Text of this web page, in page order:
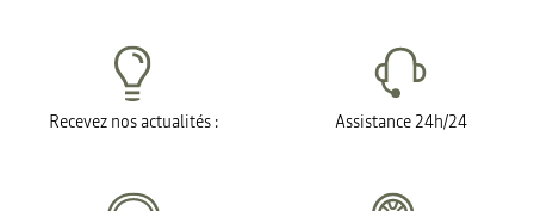
Recevez nos actualités : Assistance 24h/24